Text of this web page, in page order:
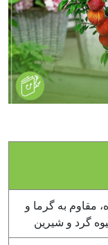
مقاوم به گرما و
گرد و شیرین